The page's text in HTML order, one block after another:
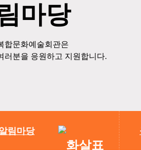
마당
합문화예술회관은
러분을 응원하고 지원합니다.
림마당